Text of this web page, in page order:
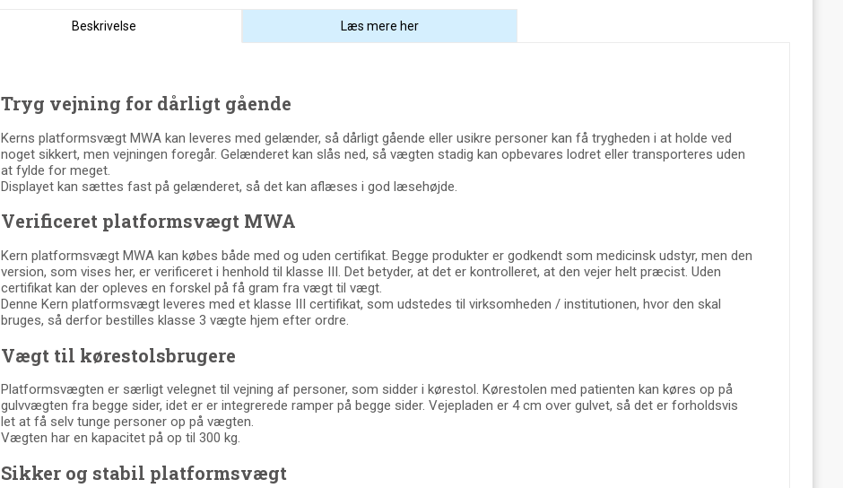
Beskrivelse Læs mere her
Tryg vejning for dårligt gående
Kerns platformsvægt MWA kan leveres med gelænder, så dårligt gående eller usikre personer kan få trygheden i at holde ved
noget sikkert, men vejningen foregår. Gelænderet kan slås ned, så vægten stadig kan opbevares lodret eller transporteres uden
at fylde for meget.
Displayet kan sættes fast på gelænderet, så det kan aflæses i god læsehøjde.
Verificeret platformsvægt MWA
Kern platformsvægt MWA kan købes både med og uden certifikat. Begge produkter er godkendt som medicinsk udstyr, men den
version, som vises her, er verificeret i henhold til klasse III. Det betyder, at det er kontrolleret, at den vejer helt præcist. Uden
certifikat kan der opleves en forskel på få gram fra vægt til vægt.
Denne Kern platformsvægt leveres med et klasse III certifikat, som udstedes til virksomheden / institutionen, hvor den skal
bruges, så derfor bestilles klasse 3 vægte hjem efter ordre.
Vægt til kørestolsbrugere
Platformsvægten er særligt velegnet til vejning af personer, som sidder i kørestol. Kørestolen med patienten kan køres op på
gulvvægten fra begge sider, idet er er integrerede ramper på begge sider. Vejepladen er 4 cm over gulvet, så det er forholdsvis
let at få selv tunge personer op på vægten.
Vægten har en kapacitet på op til 300 kg.
Sikker og stabil platformsvægt